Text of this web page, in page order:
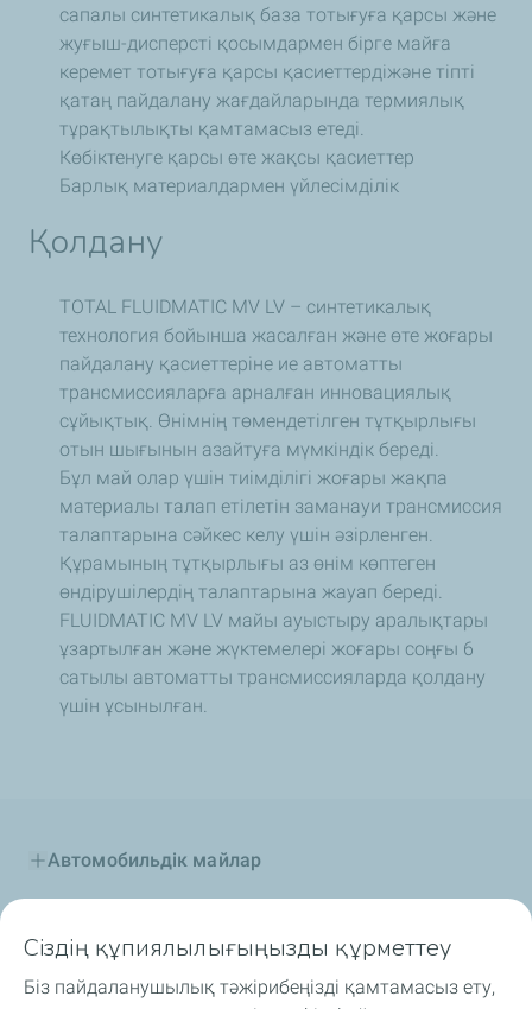
сапалы синтетикалық база тотығуға қарсы және
жуғыш-дисперсті қосымдармен бірге майға
керемет тотығуға қарсы қасиеттердіжәне тіпті
қатаң пайдалану жағдайларында термиялық
тұрақтылықты қамтамасыз етеді.
Көбіктенуге қарсы өте жақсы қасиеттер
Барлық материалдармен үйлесімділік
Қолдану
TOTAL FLUIDMATIC MV LV – синтетикалық
технология бойынша жасалған және өте жоғары
пайдалану қасиеттеріне ие автоматты
трансмиссияларға арналған инновациялық
сұйықтық. Өнімнің төмендетілген тұтқырлығы
отын шығынын азайтуға мүмкіндік береді.
Бұл май олар үшін тиімділігі жоғары жақпа
материалы талап етілетін заманауи трансмиссия
талаптарына сәйкес келу үшін әзірленген.
Құрамының тұтқырлығы аз өнім көптеген
өндірушілердің талаптарына жауап береді.
FLUIDMATIC MV LV майы ауыстыру аралықтары
ұзартылған және жүктемелері жоғары соңғы 6
сатылы автоматты трансмиссияларда қолдану
үшін ұсынылған.
Автомобильдік майлар
Отын қоспалар
Сіздің құпиялылығыңызды құрметтеу
Біз пайдаланушылық тәжірибеңізді қамтамасыз ету,